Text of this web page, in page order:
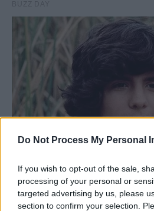
Do Not Process My Personal
If you wish to opt-out of the sale,
processing of your personal or
targeted advertising by us, please
section to confirm your selection.